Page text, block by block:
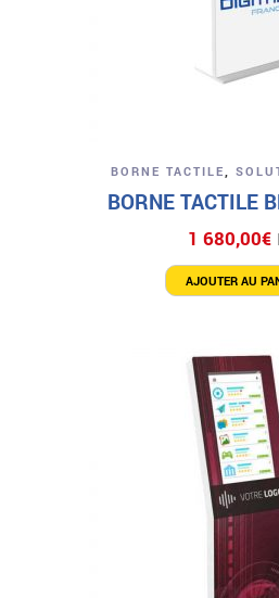
BORNE TACTILE
BORNE TACTILE
1 680,00€
AJOUTER AU